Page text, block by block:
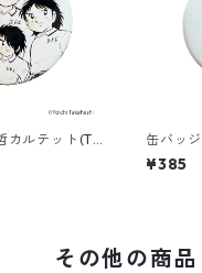
ルテット(T6
缶バッ
045)
¥385
その他の商品